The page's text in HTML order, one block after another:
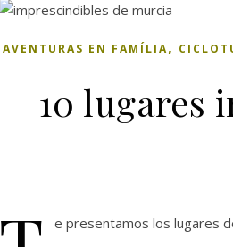
AVENTURAS EN FAMÍLIA,
10 lugares
e presentamos los lugares